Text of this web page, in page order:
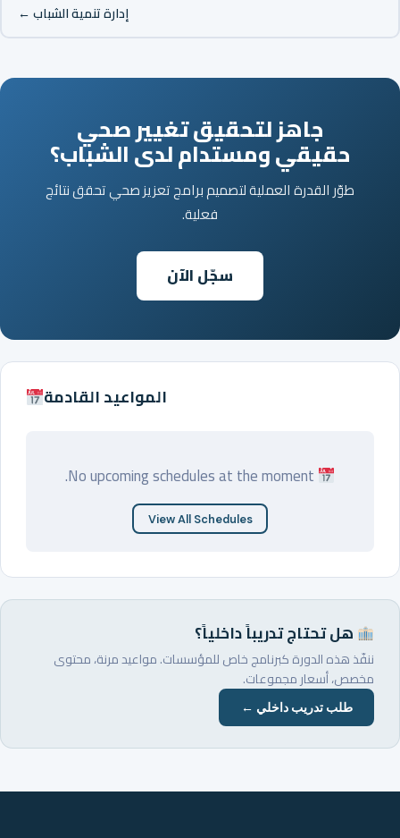
إدارة تنمية الشباب ←
جاهز لتحقيق تغيير صحي
حقيقي ومستدام لدى الشباب؟
طوّر القدرة العملية لتصميم برامج تعزيز صحي تحقق نتائج
فعلية.
سجّل الآن
المواعيد القادمة
View All Schedules
هل تحتاج تدريباً داخلياً؟
ننفّذ هذه الدورة كبرنامج خاص للمؤسسات. مواعيد مرنة، محتوى
مخصص، أسعار مجموعات.
طلب تدريب داخلي ←